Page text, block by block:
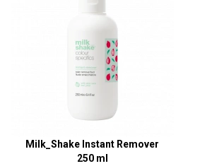
Milk_Shake Instant Remover
250 ml